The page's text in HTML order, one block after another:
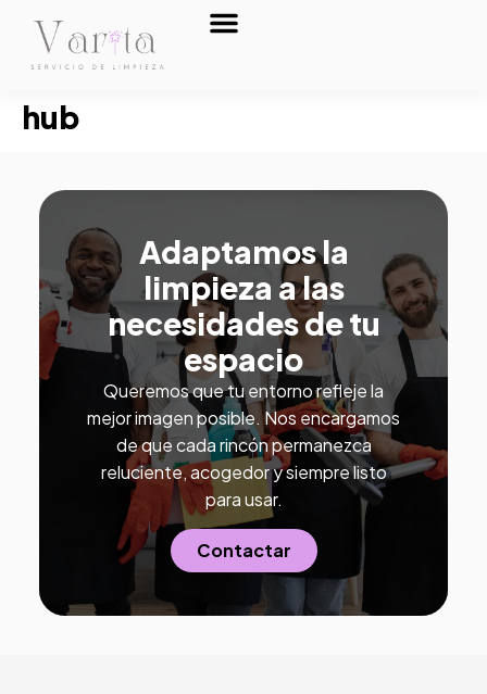
hub
Adaptamos la
limpieza a las
necesidades de tu
espacio
Queremos que tu entorno refleje la
mejor imagen posible. Nos encargamos
de que cada rincón permanezca
reluciente, acogedor y siempre listo
para usar.
Contactar